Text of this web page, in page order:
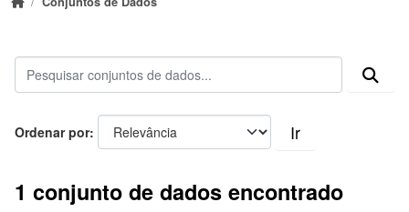
Ordenar por Ir
1 conjunto de dados encontrado